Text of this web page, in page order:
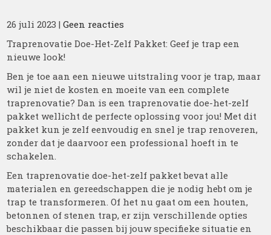
26 juli 2023 |Geen reacties
Traprenovatie Doe-Het-Zelf Pakket: Geef je trap een
nieuwe look!
Ben je toe aan een nieuwe uitstraling voor je trap, maar
wil je niet de kosten en moeite van een complete
traprenovatie? Dan is een traprenovatie doe-het-zelf
pakket wellicht de perfecte oplossing voor jou! Met dit
pakket kun je zelf eenvoudig en snel je trap renoveren,
zonder dat je daarvoor een professional hoeft in te
schakelen.
Een traprenovatie doe-het-zelf pakket bevat alle
materialen en gereedschappen die je nodig hebt om je
trap te transformeren. Of het nu gaat om een houten,
betonnen of stenen trap, er zijn verschillende opties
beschikbaar die passen bij jouw specifieke situatie en